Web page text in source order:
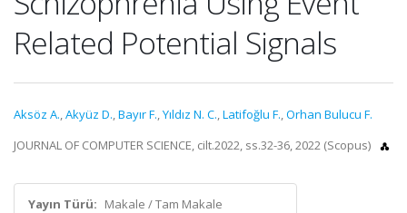
Related Potential Signals
Aksöz A.,Akyüz D.,Bayır F.,Yıldız N. C.,Latifoğlu F.,Orhan Bulucu F.
JOURNAL OF COMPUTER SCIENCE, cilt.2022, ss.32-36, 2022 (Scopus)
Yayın Türü: Makale / Tam Makale